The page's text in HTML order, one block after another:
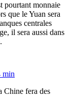
pourtant monnaie
que le Yuan sera
centrales
il sera aussi dans
min
Chine fera des